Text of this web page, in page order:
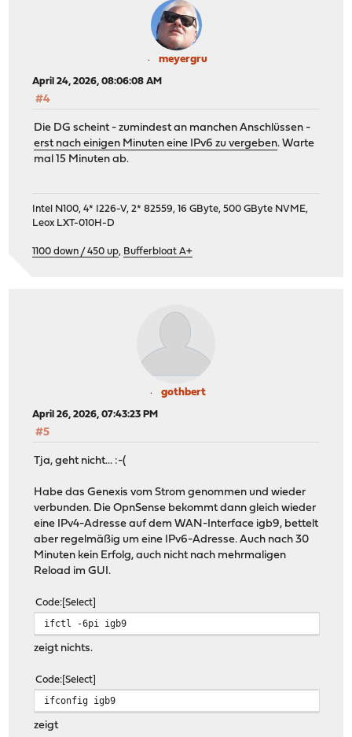
meyergru
April 24, 2026, 08:06:08 AM
#4
Die DG scheint - zumindest an manchen Anschlüssen -
erst nach einigen Minuten eine IPv6 zu vergeben. Warte
mal 15 Minuten ab.
Intel N100, 4* I226-V, 2* 82559, 16 GByte, 500 GByte NVME,
Leox LXT-010H-D
1100 down / 450 up, Bufferbloat A+
gothbert
April 26, 2026, 07:43:23 PM
#5
Tja, geht nicht... :-(
Habe das Genexis vom Strom genommen und wieder
verbunden. Die OpnSense bekommt dann gleich wieder
eine IPv4-Adresse auf dem WAN-Interface igb9, bettelt
aber regelmäßig um eine IPv6-Adresse. Auch nach 30
Minuten kein Erfolg, auch nicht nach mehrmaligen
Reload im GUI.
Code Select
ifctl -6pi igb9
zeigt nichts.
Code Select
ifconfig igb9
zeigt